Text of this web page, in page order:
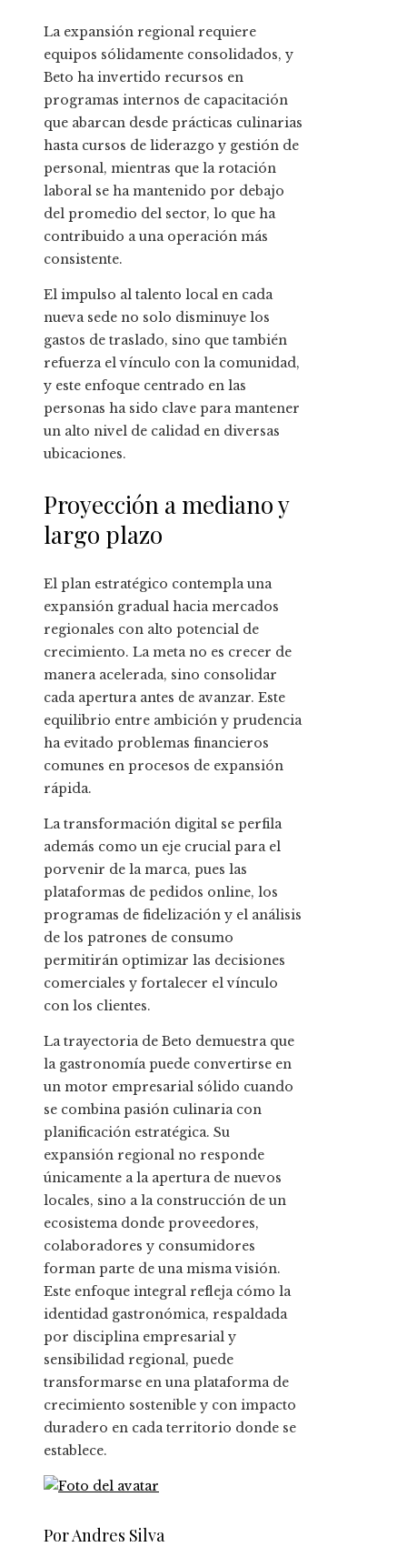
La expansión regional requiere
equipos sólidamente consolidados, y
Beto ha invertido recursos en
programas internos de capacitación
que abarcan desde prácticas culinarias
hasta cursos de liderazgo y gestión de
personal, mientras que la rotación
laboral se ha mantenido por debajo
del promedio del sector, lo que ha
contribuido a una operación más
consistente.
El impulso al talento local en cada
nueva sede no solo disminuye los
gastos de traslado, sino que también
refuerza el vínculo con la comunidad,
y este enfoque centrado en las
personas ha sido clave para mantener
un alto nivel de calidad en diversas
ubicaciones.
Proyección a mediano y
largo plazo
El plan estratégico contempla una
expansión gradual hacia mercados
regionales con alto potencial de
crecimiento. La meta no es crecer de
manera acelerada, sino consolidar
cada apertura antes de avanzar. Este
equilibrio entre ambición y prudencia
ha evitado problemas financieros
comunes en procesos de expansión
rápida.
La transformación digital se perfila
además como un eje crucial para el
porvenir de la marca, pues las
plataformas de pedidos online, los
programas de fidelización y el análisis
de los patrones de consumo
permitirán optimizar las decisiones
comerciales y fortalecer el vínculo
con los clientes.
La trayectoria de Beto demuestra que
la gastronomía puede convertirse en
un motor empresarial sólido cuando
se combina pasión culinaria con
planificación estratégica. Su
expansión regional no responde
únicamente a la apertura de nuevos
locales, sino a la construcción de un
ecosistema donde proveedores,
colaboradores y consumidores
forman parte de una misma visión.
Este enfoque integral refleja cómo la
identidad gastronómica, respaldada
por disciplina empresarial y
sensibilidad regional, puede
transformarse en una plataforma de
crecimiento sostenible y con impacto
duradero en cada territorio donde se
establece.
Por Andres Silva